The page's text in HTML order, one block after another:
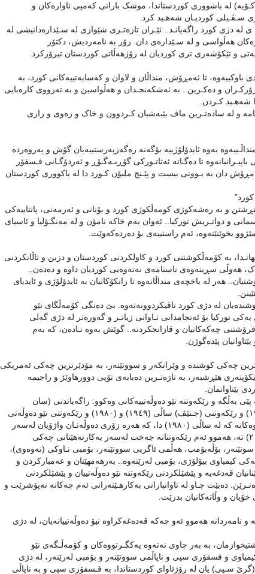
لە باشووری کوردستاندا، موشک بارانی کەمپی ئاوارەکان و
سـڤـیلی کوردیـان شەهـید کرد.
دژی کورد راگەیانـد.. ئێـران تازەتـری شێوازی لە سـێدارەدانیشی لە
هەڵواسی و لە سـێدارەی دان. زۆر بە نامەردیش، دکتۆر
و تێکۆشەری تری کوردیان لە رۆژهەڵاتی کوردستان تیرۆرکرد.
تا ئەمڕۆش، منداڵان و لاوان و کەسایەتییەکانی کورد، بە
و دەکـرین.. بە ئەشکەنجـدان و هەڵواسین و بە تەزووی کارەبایی
شەهـید کـردن.
و لە سادەتـرین ماف بێبەشیان کـردوون و خاک و زەوی و زاری
بەوە ئایدۆلۆژییە بۆگەنە رەگەزپەرستییەیان گۆش و پەروەردە
تا دەگـاتە ئەتاتـورکی گۆڕبـەگـۆڕ و ئەردۆگـانی فـسفۆر
دان بە بـوونی بیست و پێـنج ملیۆن کـورد دا لە باکووری کوردستان
و بە رەشەکوژی کومەڵکوژی کورد و یۆنانی و ئەرمەنی، پانتاییەکی
و دواتـریش تورکیا.. ئەوان بەم خاکە نامۆن و لە مەنگـۆلیا و ئاسیای
بخوێنێتەوە، ئەم راستییەی بۆ دەردەکەوێت.
بە کۆمەڵکوشتنی کورد و کاولکردنی کوردستان و دزین و تاڵانکردنی
هەوڵی سڕینەوەی ناسنامەی نەتەوەیی کوردیان داوە و دەدەن..
هەر لە باخچەی منداڵانەوە تا زانکۆکانیان بە ئایدۆلۆژی و ئایدیای
لە دژی کورد تاقیکردوونەتەوە. بێ دەنگی کۆمەڵگای نێو
تورکیا بۆ ئەنجامدانی تـاوانی زیاتـر و گەورەتر لە دژی گەلی
چەکەکانیان و قازانجکردنە.. گوێش بەوە نـادەن، کە بەم
پێدەگوژن.
چەکی کوشندە و وێرانکەر و سووتێنەر، بە مۆدێرترین چەکی ئەمریکی
هێڕشبەر، بە تازەتـرین دەبابەی تۆپی دوورهاوێژ و راجیمە
بێتاوانمان.
و رێکەوتنە نێو دەوڵەتییەکانی وەکوو: راگەیاندنی (سان
پترسبۆرگ) لە ساڵی (١٨٦٨) و رێکەوتنی (لاهای)ی ساڵی (١٨٩٩) و (١٩٠٧) و رێکەوتنی (جـنێڤ) ساڵی (١٩٤٩) و (١٩٨٠) و رێکەوتنی نێو دەوڵەتی
لە ساڵی (١٩٧٢) دا، گەورەترین رێکەوتتنیش، رێکەوتنی نەتەوە یەکگرتووەکانە کە لە ساڵی (١٩٨٠) دا، کە هەرە زۆری دەوڵەتـان واژۆیان لەسەر
ئەم رێکەوتنە کردووون. دوا رێکەوتنیش، رێکەوتنی (دبلن) لە ساڵی (٢٠٠٨) تە، هەموو ئەم رێکەوتنانە جەخت لەسەر بەکارنەهێنانی چەکی
بۆڵەبۆمب، هەڵمی ئاگریی سووتێنەر، بۆمبی نـاوکی (نەوەوی)،
کیمیاوی بیۆلۆژی، بۆمبی لەرێنەوە.. بەرهەمهێنان و عەمبارکردن و
قەدغەیە و پێشێلکردنی رێکەوتنە نێو دەوڵەتییان و پێشێلکردنی
دەبێت چـاو لە تاوانبارانی بەکارهـێنەرانی ئەم چەکانە نەپۆشرێت و
و وڵاتەکانیان بدرێت.
نامەردانە هەموو ئەو چەکە قەدەغەکراوە نیۆ دەوڵەتییانەیان، لە دژی
بە بەر چاوی نەتەوە یەکگـرتووەکان و کۆمەڵـگەی نێو
و فسفۆری سپی و ناپاڵمی سووتێنەر و بۆمبی لەرێنەر، لە دژی
سـپی) یان لە رۆژئاوای کوردستاندا، بە فـسفۆری سپی و بە ناپاڵی